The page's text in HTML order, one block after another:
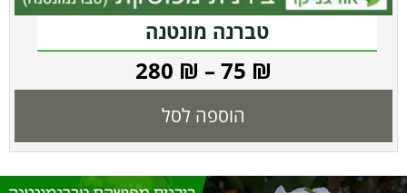
טברנה מונטנה
75 ₪
–
280 ₪
הוספה לסל